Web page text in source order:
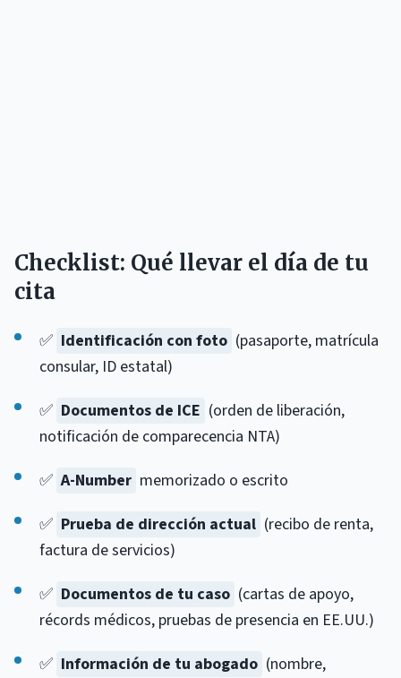
Checklist: Qué llevar el día de tu
cita
✅ Identificación con foto (pasaporte, matrícula
consular, ID estatal)
✅ Documentos de ICE (orden de liberación,
notificación de comparecencia NTA)
✅ A-Number memorizado o escrito
✅ Prueba de dirección actual (recibo de renta,
factura de servicios)
✅ Documentos de tu caso (cartas de apoyo,
récords médicos, pruebas de presencia en EE.UU.)
✅ Información de tu abogado (nombre,